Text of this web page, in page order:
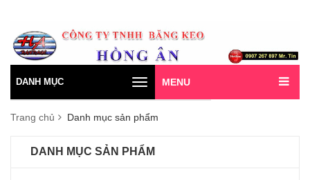
Toggle
navigation
DANH MỤC MENU
Trang chủ Danh mục sản phẩm
DANH MỤC SẢN PHẨM